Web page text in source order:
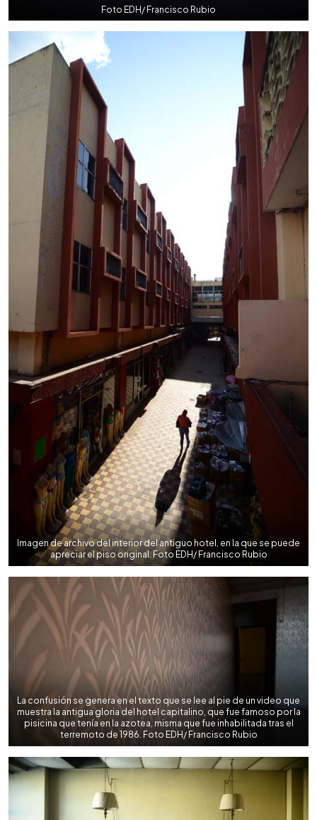
Foto EDH/ Francisco Rubio
Imagen de archivo del interior del antiguo hotel, en la que se puede
apreciar el piso original. Foto EDH/ Francisco Rubio
La confusión se genera en el texto que se lee al pie de un video que
muestra la antigua gloria del hotel capitalino, que fue famoso por la
pisicina que tenía en la azotea, misma que fue inhabilitada tras el
terremoto de 1986. Foto EDH/ Francisco Rubio